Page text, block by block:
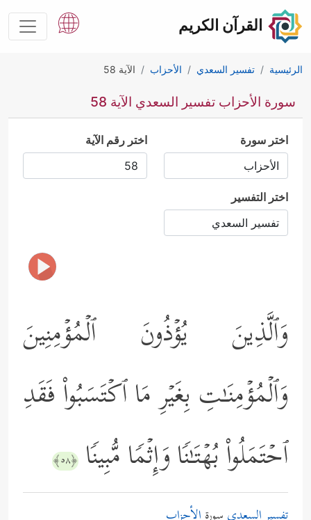
القرآن الكريم
الرئيسية تفسير السعدي الأحزاب الآية 58
سورة الأحزاب تفسير السعدي الآية 58
اختر سورة اختر رقم الآية
اختر التفسير
وَٱلَّذِینَ یُؤۡذُونَ ٱلۡمُؤۡمِنِینَ
وَٱلۡمُؤۡمِنَـٰتِ بِغَیۡرِ مَا ٱكۡتَسَبُواْ فَقَدِ
ٱحۡتَمَلُواْ بُهۡتَـٰنࣰا وَإِثۡمࣰا مُّبِینࣰا ﴿٥٨﴾